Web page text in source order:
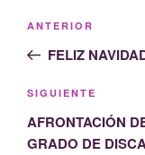
entradas
Entrada
anterior:
ANTERIOR
FELIZ
Siguiente
entrada
SIGUIENTE
AFRONTACIÓN
GRADO DE